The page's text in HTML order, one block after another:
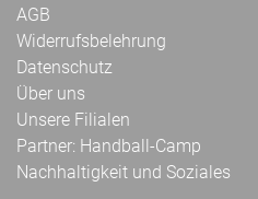
AGB
Widerrufsbelehrung
Datenschutz
Über uns
Unsere Filialen
Partner: Handball-Camp
Nachhaltigkeit und Soziales